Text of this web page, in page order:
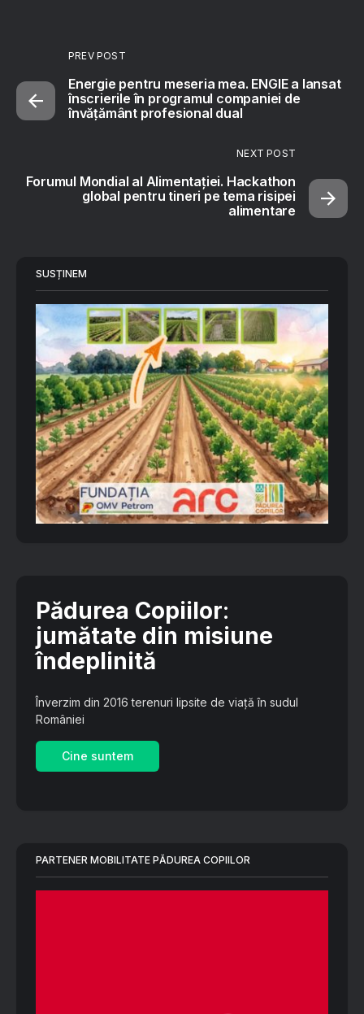
PREV POST
Energie pentru meseria mea. ENGIE a lansat
înscrierile în programul companiei de
învățământ profesional dual
NEXT POST
Forumul Mondial al Alimentației. Hackathon
global pentru tineri pe tema risipei
alimentare
SUSȚINEM
Pădurea Copiilor:
jumătate din misiune
îndeplinită
Înverzim din 2016 terenuri lipsite de viață în sudul
României
Cine suntem
PARTENER MOBILITATE PĂDUREA COPIILOR